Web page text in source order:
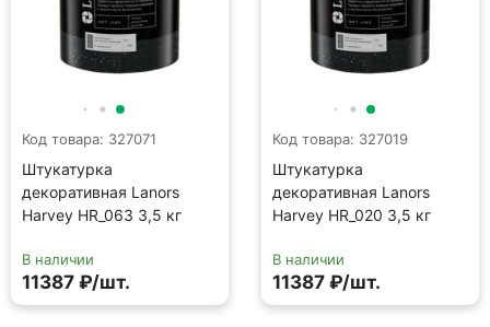
Код товара: 327071
Штукатурка
декоративная Lanors
Harvey HR_063 3,5 кг
В наличии
11387 ₽/шт.
Код товара: 327019
Штукатурка
декоративная Lanors
Harvey HR_020 3,5 кг
В наличии
11387 ₽/шт.